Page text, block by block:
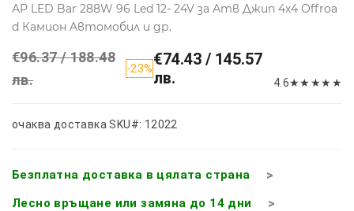
АР LED Bar 288W 96 Led 12- 24V за Атв Джип 4х4 Offroa
d Камион Aвтомобил и др.
€96.37 / 188.48
лв.
-23%€74.43 / 145.57
лв.
4.6★★ ★★ ★
очаква доставка SKU#: 12022
Безплатна доставка в цялата страна
Лесно връщане или замяна до 14 дни